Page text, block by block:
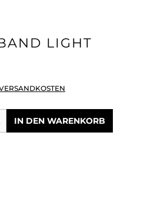
LIGHT
Gib den gewünschten
IN DEN WARENKORB